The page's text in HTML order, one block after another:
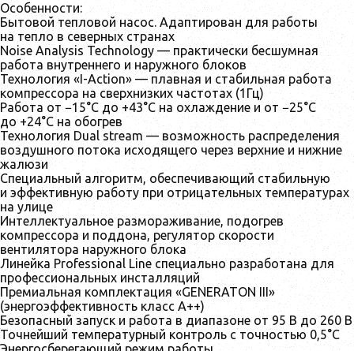
Особенности:
Бытовой тепловой насос. Адаптирован для работы
на тепло в северных странах
Noise Analysis Technology — практически бесшумная
работа внутреннего и наружного блоков
Технология «I-Action» — плавная и стабильная работа
компрессора на сверхнизких частотах (1Гц)
Работа от −15°C до +43°C на охлаждение и от −25°C
до +24°C на обогрев
Технология Dual stream — возможность распределения
воздушного потока исходящего через верхние и нижние
жалюзи
Специальный алгоритм, обеспечивающий стабильную
и эффективную работу при отрицательных температурах
на улице
Интеллектуальное размораживание, подогрев
компрессора и поддона, регулятор скорости
вентилятора наружного блока
Линейка Professional Line специально разработана для
профессиональных инсталляций
Премиальная комплектация «GENERATON III»
(энергоэффективность класс А++)
Безопасный запуск и работа в диапазоне от 95 В до 260 В
Точнейший температурный контроль с точностью 0,5°C